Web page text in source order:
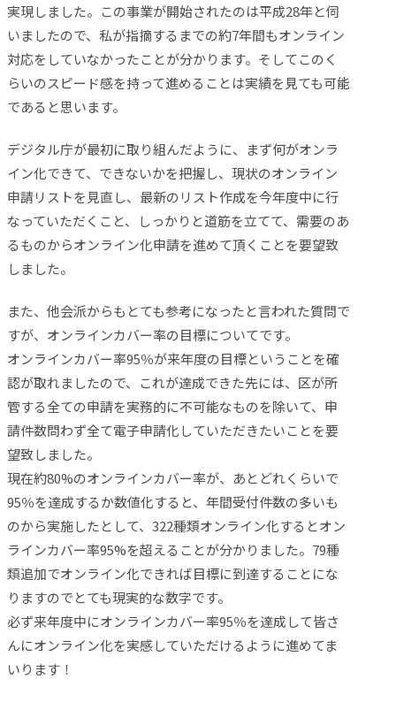
実現しました。この事業が開始されたのは平成28年と伺
いましたので、私が指摘するまでの約7年間もオンライン
対応をしていなかったことが分かります。そしてこのく
らいのスピード感を持って進めることは実績を見ても可能
であると思います。
デジタル庁が最初に取り組んだように、まず何がオンラ
イン化できて、できないかを把握し、現状のオンライン
申請リストを見直し、最新のリスト作成を今年度中に行
なっていただくこと、しっかりと道筋を立てて、需要のあ
るものからオンライン化申請を進めて頂くことを要望致
しました。
また、他会派からもとても参考になったと言われた質問で
すが、オンラインカバー率の目標についてです。
オンラインカバー率95％が来年度の目標ということを確
認が取れましたので、これが達成できた先には、区が所
管する全ての申請を実務的に不可能なものを除いて、申
請件数問わず全て電子申請化していただきたいことを要
望致しました。
現在約80%のオンラインカバー率が、あとどれくらいで
95％を達成するか数値化すると、年間受付件数の多いも
のから実施したとして、322種類オンライン化するとオン
ラインカバー率95%を超えることが分かりました。79種
類追加でオンライン化できれば目標に到達することにな
りますのでとても現実的な数字です。
必ず来年度中にオンラインカバー率95％を達成して皆さ
んにオンライン化を実感していただけるように進めてま
いります！